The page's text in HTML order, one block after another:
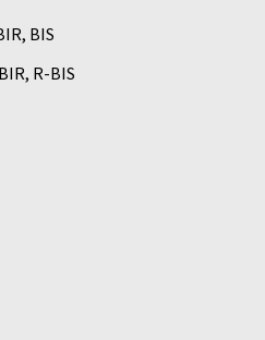
BIS
R-BIS